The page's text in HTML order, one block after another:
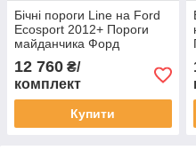
Бічні пороги Line на Ford
Ecosport 2012+ Пороги
майданчика Форд
Екоспорт 2 шт.
12 760 ₴/
комплект
Купити